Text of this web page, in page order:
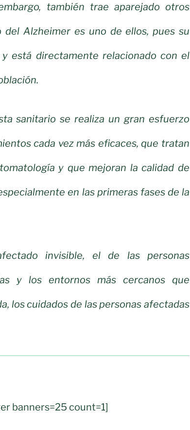
también trae aparejado otros
Alzheimer es uno de ellos, pues su
está directamente relacionado con el
sanitario se realiza un gran esfuerzo
cada vez más eficaces, que tratan
y que mejoran la calidad de
en las primeras fases de la
invisible, el de las personas
y los entornos más cercanos que
los cuidados de las personas afectadas
banners=25 count=1]